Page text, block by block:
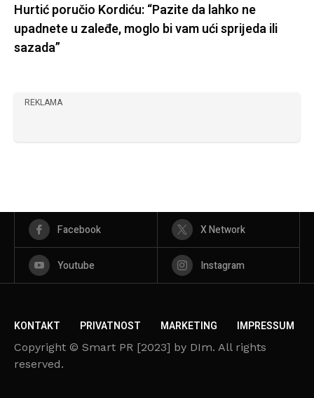
Hurtić poručio Kordiću: “Pazite da lahko ne
upadnete u zaleđe, moglo bi vam ući sprijeda ili
sazada”
REKLAMA
Facebook X Network
Youtube Instagram
KONTAKT PRIVATNOST MARKETING IMPRESSUM
Copyright © Smart PR [2023] by DIm. All rights
reserved.